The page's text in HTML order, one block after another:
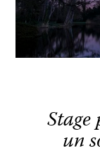
Stage
un